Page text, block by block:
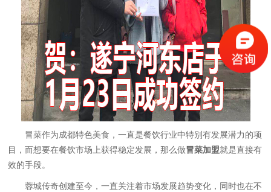
冒菜作为成都特色美食，一直是餐饮行业中特别有发展潜力的项
目，而想要在餐饮市场上获得稳定发展，那么做冒菜加盟就是直接有
效的手段。
蓉城传奇创建至今，一直关注着市场发展趋势变化，同时也在不